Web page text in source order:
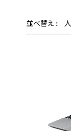
並べ替え